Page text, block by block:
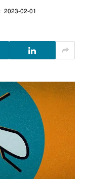
2023-02-01